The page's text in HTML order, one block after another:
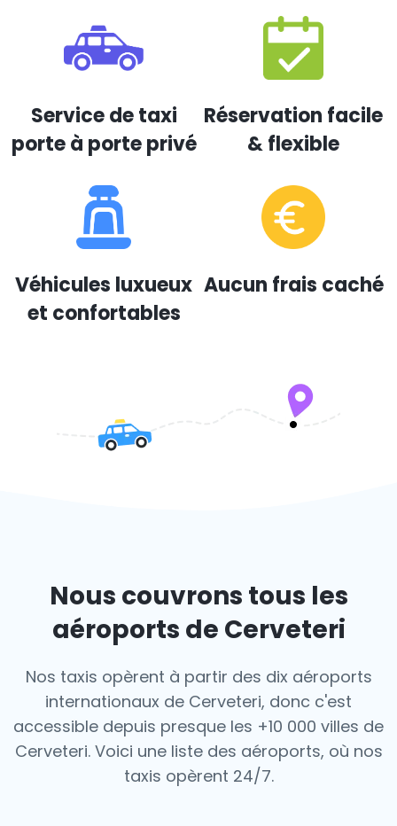
Service de taxi
porte à porte privé
Réservation facile
& flexible
Véhicules luxueux
et confortables
Aucun frais caché
Nous couvrons tous les
aéroports de Cerveteri
Nos taxis opèrent à partir des dix aéroports
internationaux de Cerveteri, donc c'est
accessible depuis presque les +10 000 villes de
Cerveteri. Voici une liste des aéroports, où nos
taxis opèrent 24/7.